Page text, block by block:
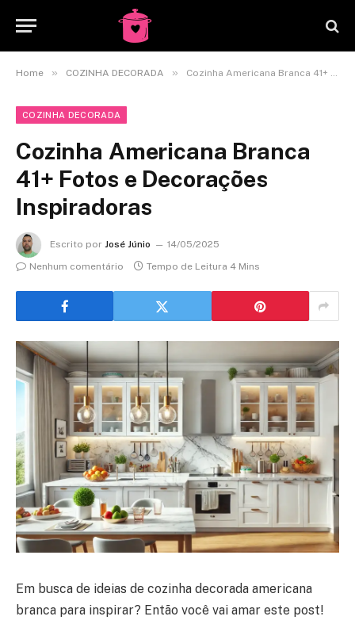
Home » COZINHA DECORADA » Cozinha Americana Branca 41+ Fotos e Decorações Inspiradoras
COZINHA DECORADA
Cozinha Americana Branca
41+ Fotos e Decorações
Inspiradoras
Escrito por José Júnio
14/05/2025
Nenhum comentário
Tempo de Leitura 4 Mins
Em busca de ideias de cozinha decorada americana
branca para inspirar? Então você vai amar este post!